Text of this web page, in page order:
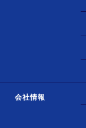
会社情報